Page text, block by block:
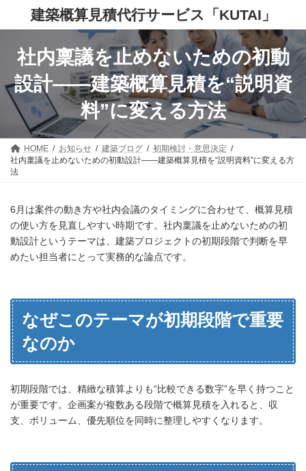
テ
キ
ゲ
に
建築概算見積代行サービス「KUTAI」
社内稟議を止めないための初動
設計——建築概算見積を“説明資
料”に変える方法
HOME お知らせ 建築ブログ
初期検討・意思決定
社内稟議を止めないための初動設計——建築概算見積を“説明資料”に変える方
法
6月は案件の動き方や社内会議のタイミングに合わせて、概算見積
の使い方を見直しやすい時期です。社内稟議を止めないための初
動設計というテーマは、建築プロジェクトの初期段階で判断を早
めたい担当者にとって実務的な論点です。
なぜこのテーマが初期段階で重要
なのか
初期段階では、精緻な積算よりも“比較できる数字”を早く持つこと
が重要です。企画案が複数ある段階で概算見積を入れると、収
支、ボリューム、優先順位を同時に整理しやすくなります。